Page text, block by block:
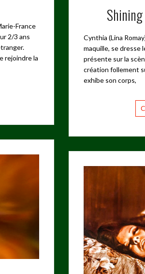
France
2/3 ans
rejoindre la
Cynthia (Lina
maquille, se dresse
présente sur la
création follement
exhibe son corps,